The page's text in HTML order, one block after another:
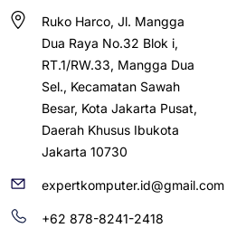
Ruko Harco, Jl. Mangga
Dua Raya No.32 Blok i,
RT.1/RW.33, Mangga Dua
Sel., Kecamatan Sawah
Besar, Kota Jakarta Pusat,
Daerah Khusus Ibukota
Jakarta 10730
expertkomputer.id@gmail.com
+62 878-8241-2418